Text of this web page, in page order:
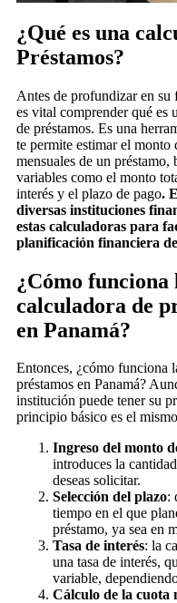
¿Qué es una
Préstamos?
Antes de profundizar en su
es vital comprender qué es
de préstamos. Es una
te permite estimar el monto
mensuales de un préstamo,
variables como el monto
interés y el plazo de pago.
diversas instituciones
estas calculadoras para
planificación financiera
¿Cómo funciona
calculadora de
en Panamá?
Entonces, ¿cómo funciona
préstamos en Panamá?
institución puede tener su
principio básico es el
Ingreso del monto
introduces la
deseas solicitar.
Selección del plazo:
tiempo en el que
préstamo, ya sea en
Tasa de interés: la
una tasa de interés,
variable,
Cálculo de la cuota